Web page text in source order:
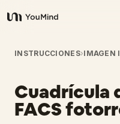
YouMind
Resumen
Casos de uso
INSTRUCCIONES›IMAGEN
Cuadrícula
FACS